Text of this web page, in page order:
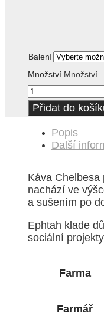
Balení
Množství Množství
Přidat do
Popis
Další
Káva
nachází ve
a sušením po
Ephtah klade
sociální
Farma
Farmář